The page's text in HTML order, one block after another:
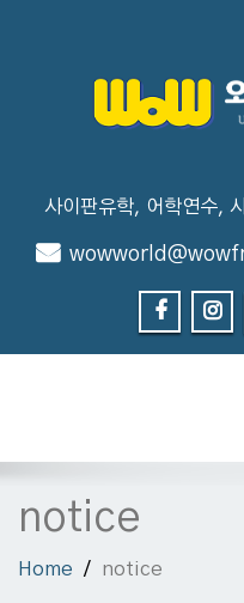
사이판유학, 어학연수,
notice
Home notice